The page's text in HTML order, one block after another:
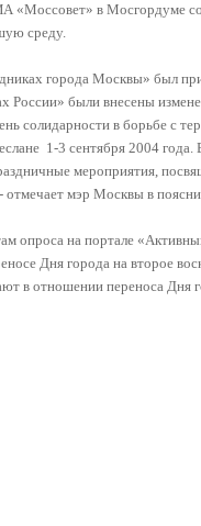
в Мосгордуме
среду.
города Москвы» был
России» были внесены
солидарности в борьбе с
1-3 сентября 2004
мероприятия,
мэр Москвы в
опроса на портале
Дня города на второе
в отношении переноса Дня